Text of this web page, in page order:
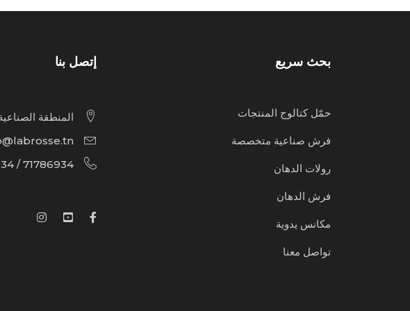
إتصل بنا
المنطقة الصناعية الشرقية 1
71786934 / 71786934 216+
بحث سريع
حمّل كتالوج المنتجات
فرش صناعية متخصصة
رولات الدهان
فرش الدهان
مكانس يدوية
تواصل معنا